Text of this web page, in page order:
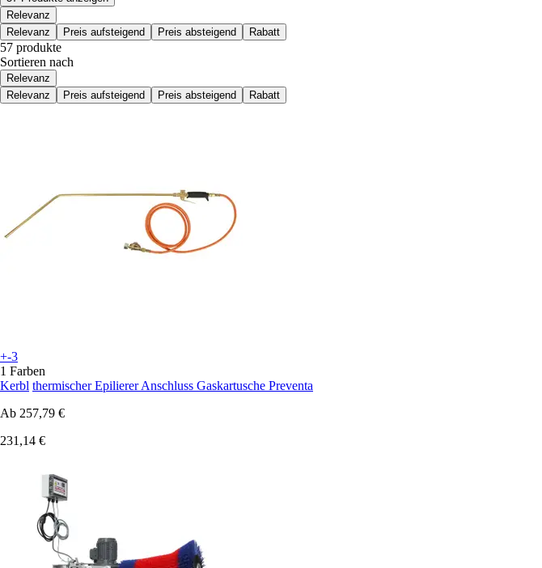
Relevanz
Relevanz
Preis aufsteigend Preis absteigend Rabatt
57 produkte
Sortieren nach
Relevanz
Relevanz
Preis aufsteigend Preis absteigend Rabatt
+-3
1 Farben
Kerbl thermischer Epilierer Anschluss Gaskartusche Preventa
Ab 257,79 €
231,14 €